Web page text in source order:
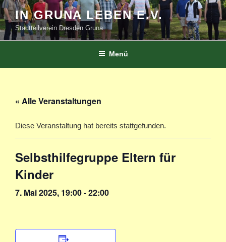
Zum
Inhalt
springen
IN GRUNA LEBEN E.V.
Stadtteilverein Dresden Gruna
Menü
« Alle Veranstaltungen
Diese Veranstaltung hat bereits stattgefunden.
Selbsthilfegruppe Eltern für
Kinder
7. Mai 2025, 19:00-22:00